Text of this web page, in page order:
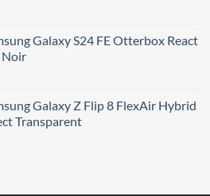
Galaxy S24 FE Otterbox React
Noir
Galaxy Z Flip 8 FlexAir Hybrid
Transparent